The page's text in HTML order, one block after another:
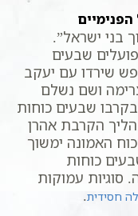
בני ישראל”.
שבעים
שירדו עם יעקב
ושם נשלם
שבעים כוחות
הקרבת אהרן
האמונה ימשוך
כוחות
סוגיות עמוקות
חסידית.